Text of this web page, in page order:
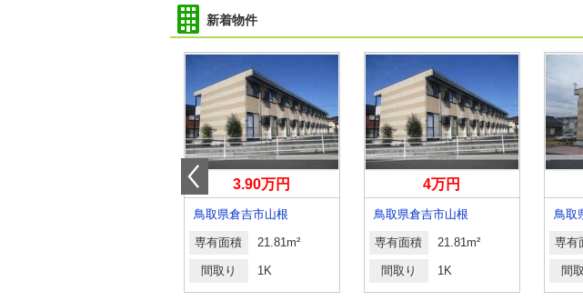
新着物件
3.90万円
鳥取県倉吉市山根
専有面積 21.81m²
間取り 1K
4万円
鳥取県倉吉市山根
専有面積 21.81m²
間取り 1K
鳥取
専有
間